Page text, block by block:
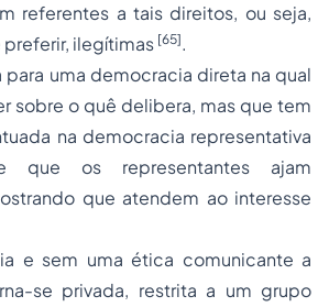
referentes a tais direitos, ou seja,
preferir, ilegítimas [65].
para uma democracia direta na qual
sobre o quê delibera, mas que tem
na democracia representativa
que os representantes ajam
que atendem ao interesse
e sem uma ética comunicante a
se privada, restrita a um grupo